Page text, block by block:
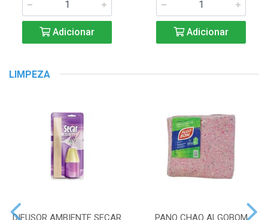
Adicionar Adicionar
LIMPEZA
DIFUSOR AMBIENTE SECAR PANO CHAO ALGOBOM